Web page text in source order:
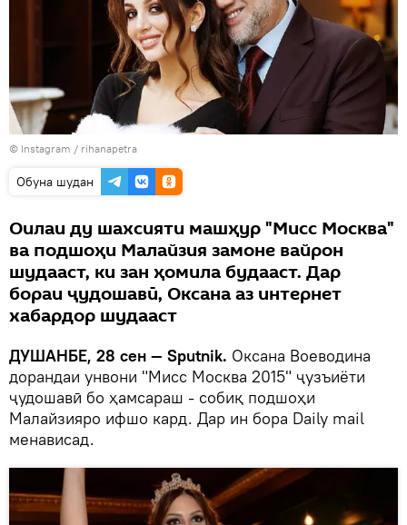
© Instagram / rihanapetra
Обуна шудан
Оилаи ду шахсияти машҳур "Мисс Москва"
ва подшоҳи Малайзия замоне вайрон
шудааст, ки зан ҳомила будааст. Дар
бораи ҷудошавӣ, Оксана аз интернет
хабардор шудааст
ДУШАНБЕ, 28 сен — Sputnik. Оксана Воеводина
дорандаи унвони "Мисс Москва 2015" ҷузъиёти
ҷудошавӣ бо ҳамсараш - собиқ подшоҳи
Малайзияро ифшо кард. Дар ин бора Daily mail
менависад.